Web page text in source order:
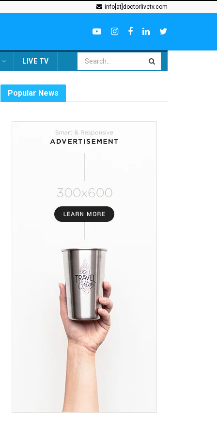
info[at]doctorlivetv.com
LIVE TV
Popular News